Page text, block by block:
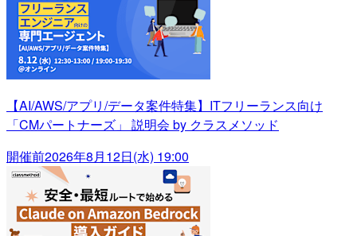
【AI/AWS/アプリ/データ案件特集】ITフリーランス向け
「CMパートナーズ」 説明会 by クラスメソッド
開催前2026年8月12日(水) 19:00